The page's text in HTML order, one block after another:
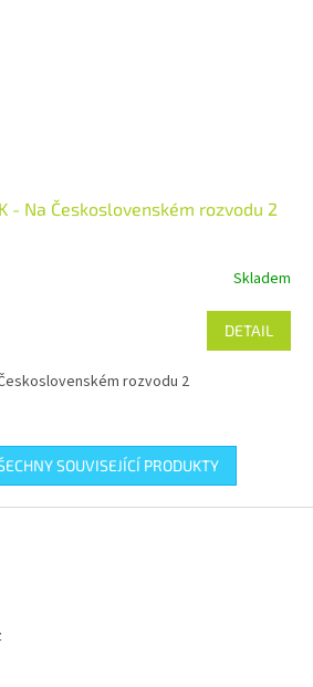
- Na Československém rozvodu 2
Skladem
DETAIL
Československém rozvodu 2
SOUVISEJÍCÍ PRODUKTY